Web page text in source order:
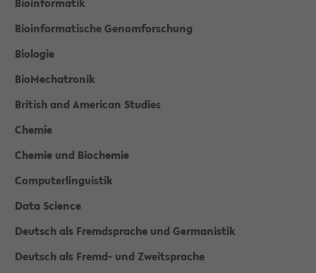
Bioinformatische Genomforschung
Biologie
BioMechatronik
British and American Studies
Chemie
Chemie und Biochemie
Computerlinguistik
Data Science
Deutsch als Fremdsprache und Germanistik
Deutsch als Fremd- und Zweitsprache